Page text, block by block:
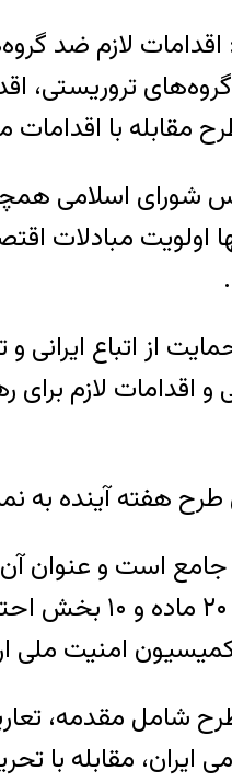
لازم ضد
تروریستی،
با اقدامات
اسلامی
اولویت مبادلات
از اتباع ایرانی و
و اقدامات لازم
هفته آینده به
است و عنوان آن
دیده شده
امنیت ملی
۱۰ بخش این طرح شامل
مقابله با